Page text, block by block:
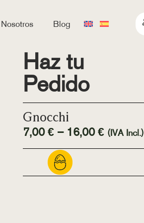
Nosotros Blog
Haz tu
Pedido
Gnocchi
7,00€ – 16,00€ (IVA Incl.)